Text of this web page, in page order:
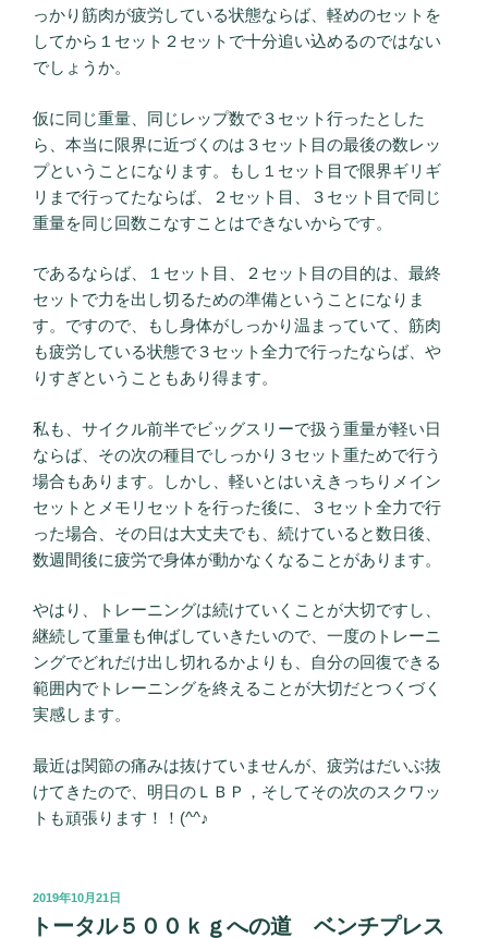
っかり筋肉が疲労している状態ならば、軽めのセットを
してから１セット２セットで十分追い込めるのではない
でしょうか。
仮に同じ重量、同じレップ数で３セット行ったとした
ら、本当に限界に近づくのは３セット目の最後の数レッ
プということになります。もし１セット目で限界ギリギ
リまで行ってたならば、２セット目、３セット目で同じ
重量を同じ回数こなすことはできないからです。
であるならば、１セット目、２セット目の目的は、最終
セットで力を出し切るための準備ということになりま
す。ですので、もし身体がしっかり温まっていて、筋肉
も疲労している状態で３セット全力で行ったならば、や
りすぎということもあり得ます。
私も、サイクル前半でビッグスリーで扱う重量が軽い日
ならば、その次の種目でしっかり３セット重ためで行う
場合もあります。しかし、軽いとはいえきっちりメイン
セットとメモリセットを行った後に、３セット全力で行
った場合、その日は大丈夫でも、続けていると数日後、
数週間後に疲労で身体が動かなくなることがあります。
やはり、トレーニングは続けていくことが大切ですし、
継続して重量も伸ばしていきたいので、一度のトレーニ
ングでどれだけ出し切れるかよりも、自分の回復できる
範囲内でトレーニングを終えることが大切だとつくづく
実感します。
最近は関節の痛みは抜けていませんが、疲労はだいぶ抜
けてきたので、明日のＬＢＰ，そしてその次のスクワッ
トも頑張ります！！(^^♪
投
稿
2019年10月21日
トータル５００ｋｇへの道 ベンチプレス